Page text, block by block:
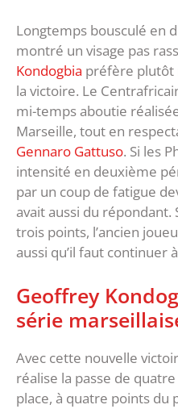
Longtemps bousculé en
montré un visage pas
Kondogbia préfère plutôt
la victoire. Le
mi-temps aboutie
Marseille, tout en
Gennaro Gattuso. Si les
intensité en deuxième
par un coup de fatigue
avait aussi du répondant.
trois points, l’ancien
aussi qu’il faut continuer
Geoffrey
série
Avec cette nouvelle
réalise la passe de
place, à quatre points du